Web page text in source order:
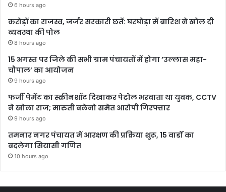
6 hours ago
करोड़ों का राजस्व, जर्जर सरकारी छतें: घरघोड़ा में बारिश ने खोल दी
व्यवस्था की पोल
8 hours ago
15 अगस्त पर जिले की सभी ग्राम पंचायतों में होगा ’उल्लास महा-
चौपाल’ का आयोजन
9 hours ago
फर्जी पेमेंट का स्क्रीनशॉट दिखाकर पेट्रोल भरवाता था युवक, CCTV
ने खोला राज; मारुती बलेनो समेत आरोपी गिरफ्तार
9 hours ago
तमनार नगर पंचायत में आरक्षण की प्रक्रिया शुरू, 15 वार्डों का
बदलेगा सियासी गणित
10 hours ago